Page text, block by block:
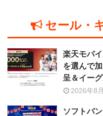
セール・
楽天モバ
を選んで
呈＆イー
2026年8
ソフトバ